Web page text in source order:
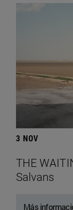
3 NOV
THE
Salvans
Más